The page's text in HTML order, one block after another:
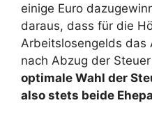
einige Euro
daraus, dass für die
Arbeitslosengelds das
nach Abzug der
optimale Wahl der
also stets beide